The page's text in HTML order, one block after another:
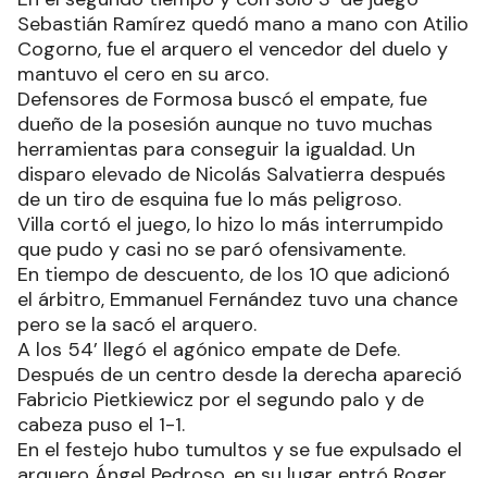
Sebastián Ramírez quedó mano a mano con Atilio
Cogorno, fue el arquero el vencedor del duelo y
mantuvo el cero en su arco.
Defensores de Formosa buscó el empate, fue
dueño de la posesión aunque no tuvo muchas
herramientas para conseguir la igualdad. Un
disparo elevado de Nicolás Salvatierra después
de un tiro de esquina fue lo más peligroso.
Villa cortó el juego, lo hizo lo más interrumpido
que pudo y casi no se paró ofensivamente.
En tiempo de descuento, de los 10 que adicionó
el árbitro, Emmanuel Fernández tuvo una chance
pero se la sacó el arquero.
A los 54’ llegó el agónico empate de Defe.
Después de un centro desde la derecha apareció
Fabricio Pietkiewicz por el segundo palo y de
cabeza puso el 1-1.
En el festejo hubo tumultos y se fue expulsado el